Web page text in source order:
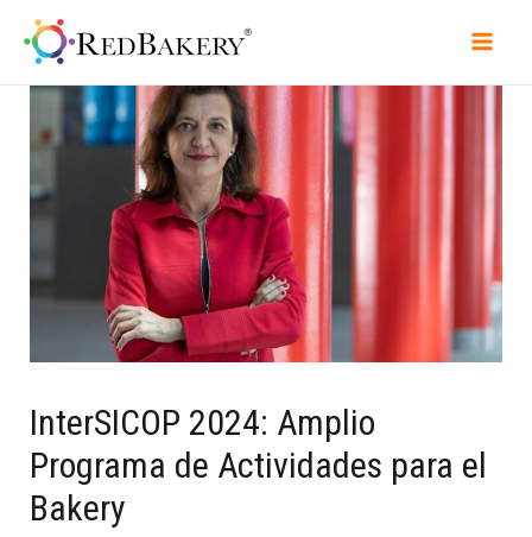
InterSICOP 2024: Amplio
Programa de Actividades para el
Bakery